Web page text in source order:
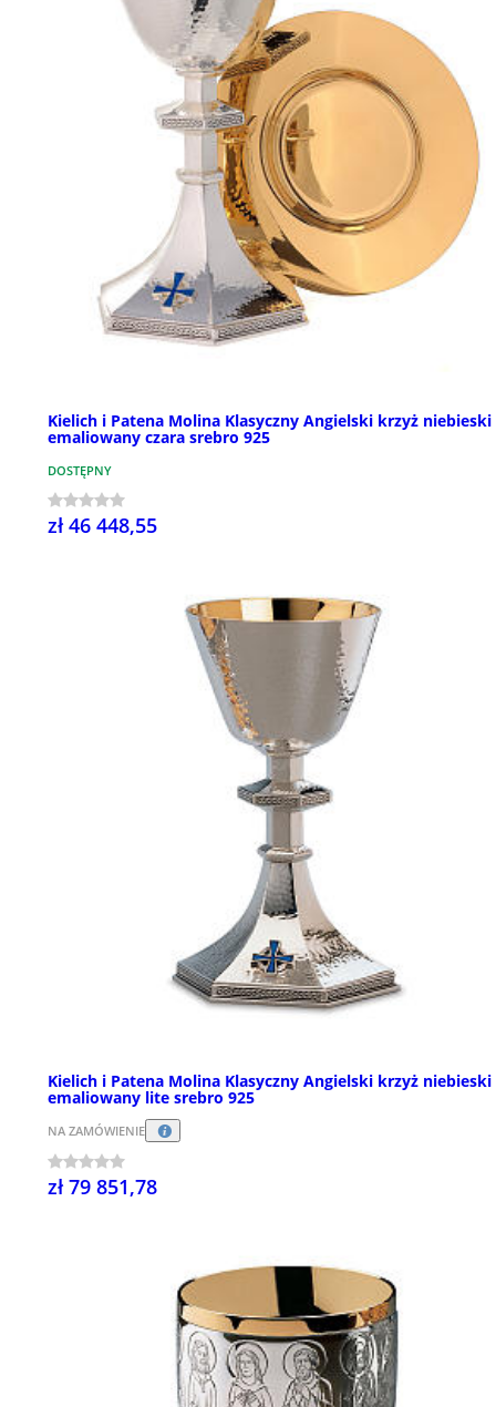
Kielich i Patena Molina Klasyczny Angielski krzyż niebieski
emaliowany czara srebro 925
DOSTĘPNY
zł 46 448,55
Kielich i Patena Molina Klasyczny Angielski krzyż niebieski
emaliowany lite srebro 925
NA ZAMÓWIENIE
zł 79 851,78